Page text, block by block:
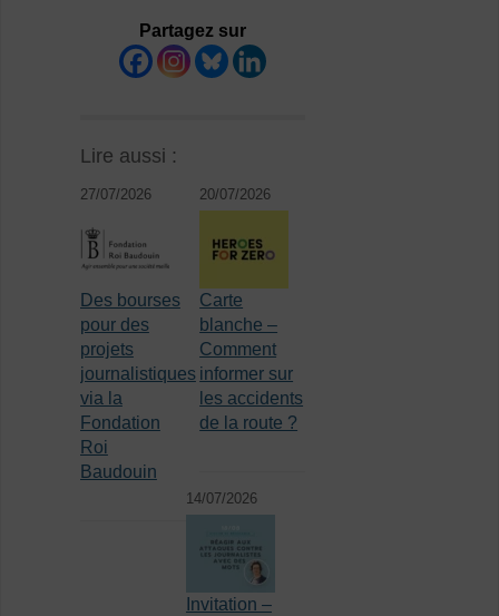
Partagez sur
Lire aussi :
27/07/2026
Des bourses
pour des
projets
journalistiques
via la
Fondation
Roi
Baudouin
20/07/2026
Carte
blanche –
Comment
informer sur
les accidents
de la route ?
14/07/2026
Invitation –